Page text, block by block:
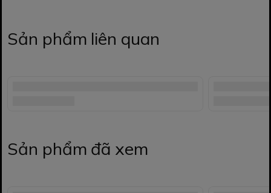
Sản phẩm liên quan
Sản phẩm đã xem